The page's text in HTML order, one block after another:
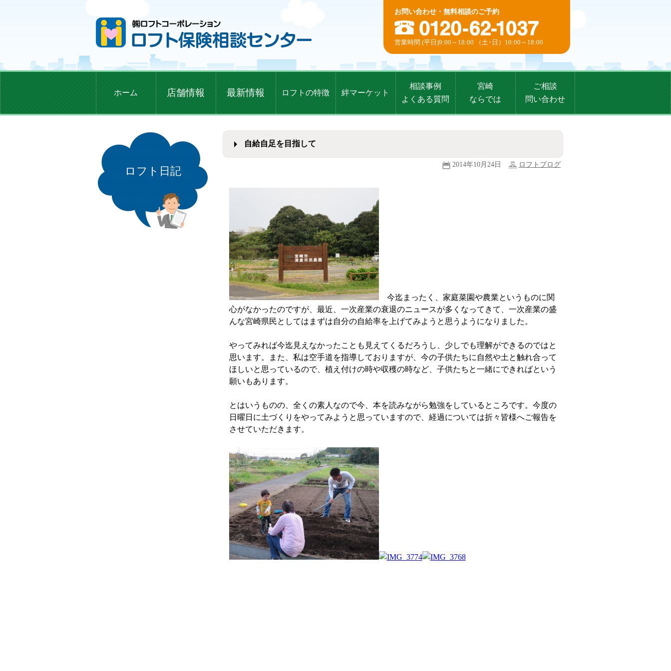
お問い合わせ・無料相談のご予約
営業時間 (平日)9:00～18:00 （土･日）10:00～18:00
ホーム 店舗情報 最新情報 ロフトの特徴 絆マーケット
相談事例
よくある質問
宮崎
ならでは
ご相談
問い合わせ
ロフト日記
自給自足を目指して
2014年10月24日 ロフトブログ
今迄まったく、家庭菜園や農業というものに関
心がなかったのですが、最近、一次産業の衰退のニュースが多くなってきて、一次産業の盛
んな宮崎県民としてはまずは自分の自給率を上げてみようと思うようになりました。
やってみれば今迄見えなかったことも見えてくるだろうし、少しでも理解ができるのではと
思います。また、私は空手道を指導しておりますが、今の子供たちに自然や土と触れ合って
ほしいと思っているので、植え付けの時や収穫の時など、子供たちと一緒にできればという
願いもあります。
とはいうものの、全くの素人なので今、本を読みながら勉強をしているところです。今度の
日曜日に土づくりをやってみようと思っていますので、経過については折々皆様へご報告を
させていただきます。